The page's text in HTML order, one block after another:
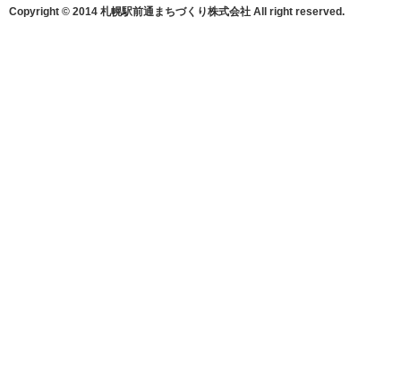
Copyright © 2014 札幌駅前通まちづくり株式会社 All right reserved.